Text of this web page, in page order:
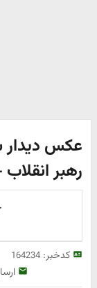
عکس دیدار
رهبر
کدخبر:164234